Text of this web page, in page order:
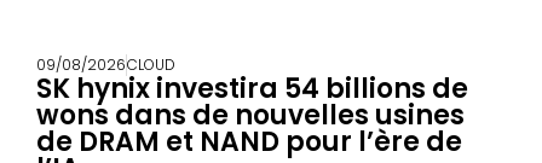
09/08/2026CLOUD
SK hynix investira 54 billions de
wons dans de nouvelles usines
de DRAM et NAND pour l’ère de